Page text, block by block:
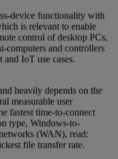
device functionality with
is relevant to enable
control of desktop PCs,
computers and controllers
IoT use cases.
heavily depends on the
measurable user
fastest time-to-connect
type, Windows-to-
(WAN), read:
file transfer rate.